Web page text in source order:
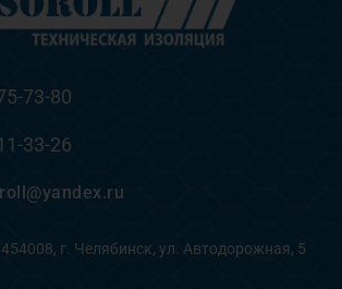
73-80
33-26
г. Челябинск, ул. Автодорожная, 5